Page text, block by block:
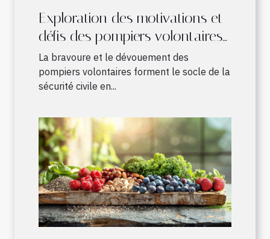
Exploration des motivations et
défis des pompiers volontaires
en France
La bravoure et le dévouement des
pompiers volontaires forment le socle de la
sécurité civile en...